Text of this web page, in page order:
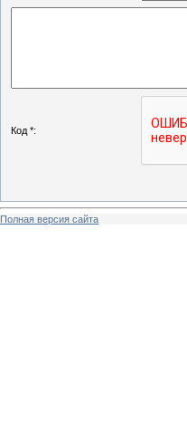
Код *:
Полная версия сайта